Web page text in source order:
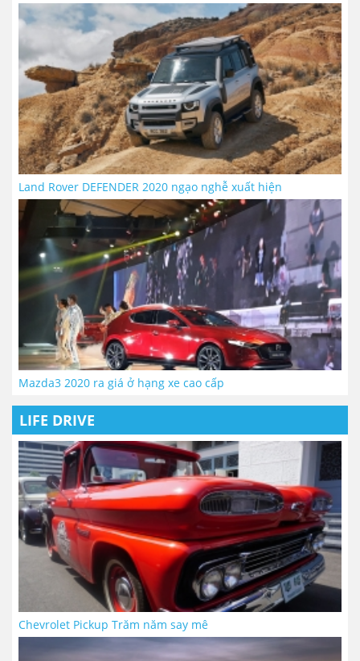
Land Rover DEFENDER 2020 ngạo nghễ xuất hiện
Mazda3 2020 ra giá ở hạng xe cao cấp
LIFE DRIVE
Chevrolet Pickup Trăm năm say mê